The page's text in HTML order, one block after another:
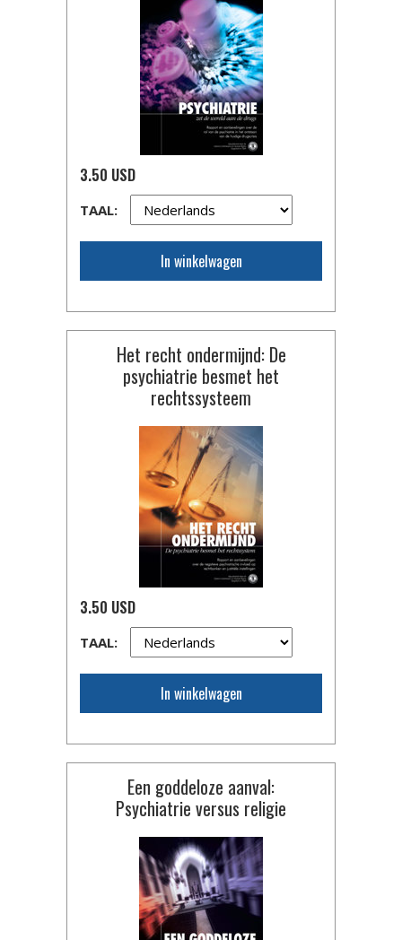
3.50 USD
TAAL:
In winkelwagen
Het recht ondermijnd: De
psychiatrie besmet het
rechtssysteem
3.50 USD
TAAL:
In winkelwagen
Een goddeloze aanval:
Psychiatrie versus religie